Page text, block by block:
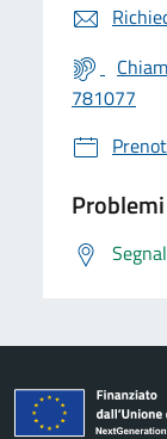
781077